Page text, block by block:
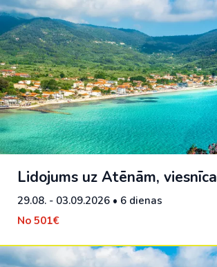
Lidojums uz Atēnām, viesnīca
29.08. - 03.09.2026 • 6 dienas
No 501€